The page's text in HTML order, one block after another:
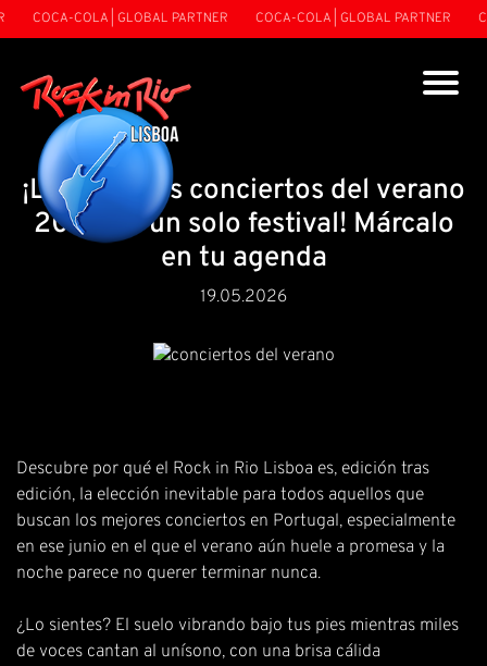
COCA-COLA | GLOBAL PARTNER COCA-COLA | GLOBAL PARTNER
¡Los mejores conciertos del verano
2026 en un solo festival! Márcalo
en tu agenda
19.05.2026
Descubre por qué el Rock in Rio Lisboa es, edición tras
edición, la elección inevitable para todos aquellos que
buscan los mejores conciertos en Portugal, especialmente
en ese junio en el que el verano aún huele a promesa y la
noche parece no querer terminar nunca.
¿Lo sientes? El suelo vibrando bajo tus pies mientras miles
de voces cantan al unísono, con una brisa cálida